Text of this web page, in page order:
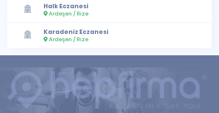
Halk Eczanesi
Ardeşen / Rize
Karadeniz Eczanesi
Ardeşen / Rize